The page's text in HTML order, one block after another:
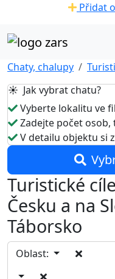
Přidat
Chaty, chalupy
☀️ Jak vybrat chatu?
Vyberte lokalitu ve
Zadejte počet
V detailu objektu si
Turistické
Česku a na
Táborsko
Oblast: